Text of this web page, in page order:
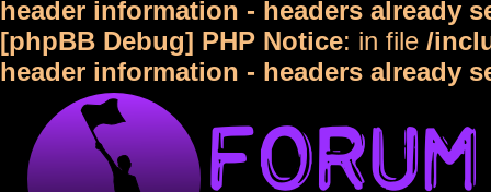
header information - headers already
[phpBB Debug] PHP Notice: in file /
header information - headers already